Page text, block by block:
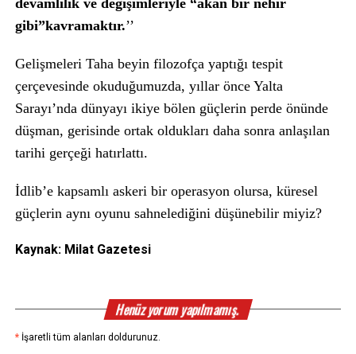
devamlılık ve değişimleriyle “akan bir nehir
gibi”kavramaktır.’’
Gelişmeleri Taha beyin filozofça yaptığı tespit
çerçevesinde okuduğumuzda, yıllar önce Yalta
Sarayı’nda dünyayı ikiye bölen güçlerin perde önünde
düşman, gerisinde ortak oldukları daha sonra anlaşılan
tarihi gerçeği hatırlattı.
İdlib’e kapsamlı askeri bir operasyon olursa, küresel
güçlerin aynı oyunu sahnelediğini düşünebilir miyiz?
Kaynak: Milat Gazetesi
Henüz yorum yapılmamış.
* İşaretli tüm alanları doldurunuz.